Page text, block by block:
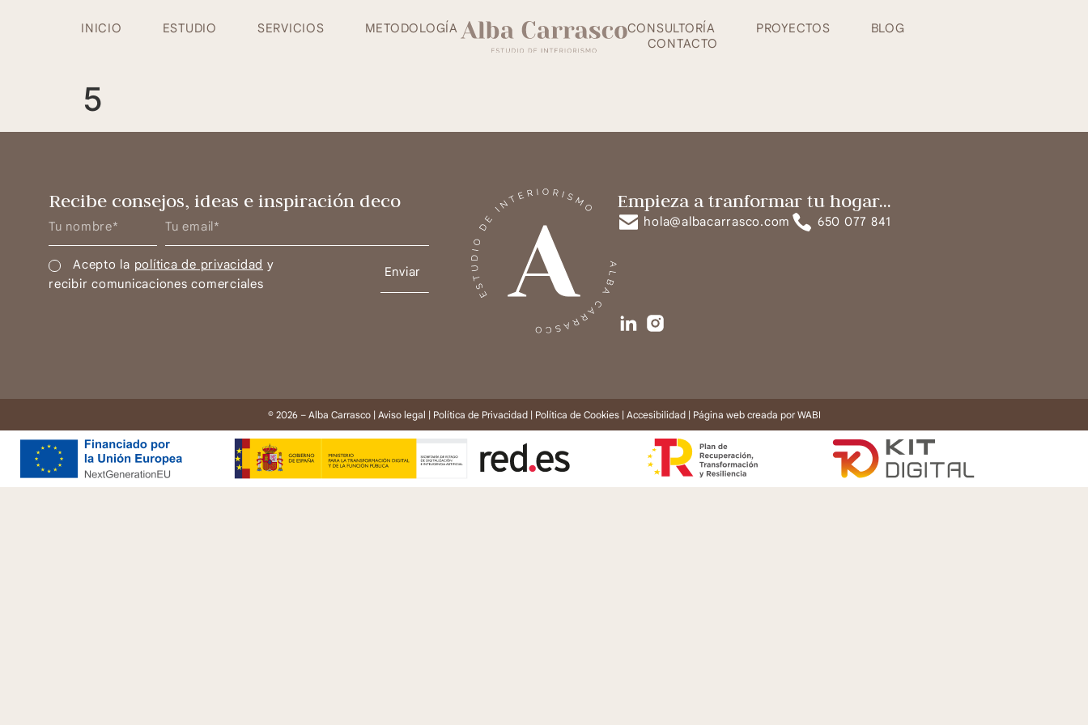
INICIO ESTUDIO SERVICIOS METODOLOGÍA CONSULTORÍA PROYECTOS
BLOG
CONTACTO
5
Recibe consejos, ideas e inspiración deco
Acepto la política de privacidad y
recibir comunicaciones comerciales
Enviar
Empieza a tranformar tu hogar...
hola@albacarrasco.com 650 077 841
© 2026 – Alba Carrasco | Aviso legal | Política de Privacidad| Política de Cookies| Accesibilidad| Página web creada por WABI